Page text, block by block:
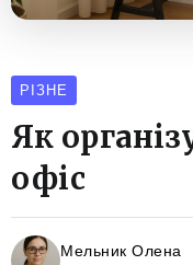
РІЗНЕ
Як
офіс
Мельник Олена